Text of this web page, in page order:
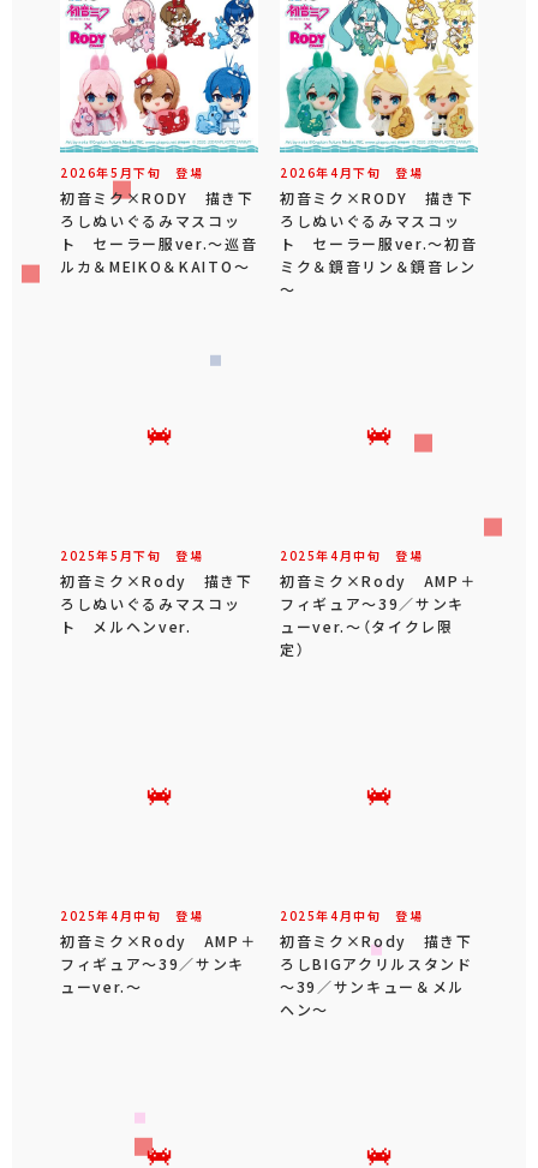
2026年5 月下旬 登場
初音ミク×RODY 描き下
ろしぬいぐるみマスコッ
ト セーラー服ver.～巡音
ルカ＆MEIKO＆KAITO～
2026年4 月下旬 登場
初音ミク×RODY 描き下
ろしぬいぐるみマスコッ
ト セーラー服ver.～初音
ミク＆鏡音リン＆鏡音レン
～
2025年5 月下旬 登場
初音ミク×Rody 描き下
ろしぬいぐるみマスコッ
ト メルヘンver.
2025年4 月中旬 登場
初音ミク×Rody AMP＋
フィギュア～39／サンキ
ューver.～（タイクレ限
定）
2025年4 月中旬 登場
初音ミク×Rody AMP＋
フィギュア～39／サンキ
ューver.～
2025年4 月中旬 登場
初音ミク×Rody 描き下
ろしBIGアクリルスタンド
～39／サンキュー＆メル
ヘン～